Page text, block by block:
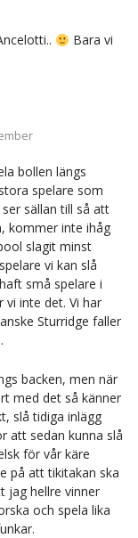
Bara vi
bollen längs
spelare som
sällan till så att
kommer inte ihåg
slagit minst
vi kan slå
små spelare i
vi inte det. Vi har
Sturridge faller
backen, men när
med det så känner
slå tidiga inlägg
att sedan kunna slå
för vår käre
på att tikitakan ska
jag hellre vinner
och spela lika